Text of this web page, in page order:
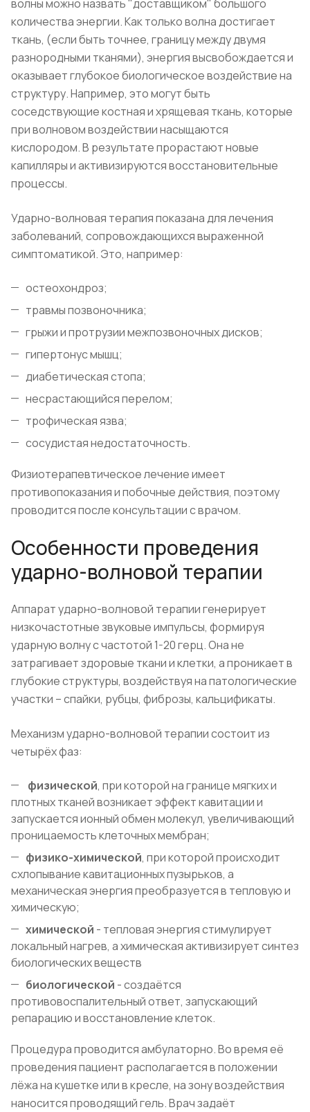
волны можно назвать "доставщиком" большого
количества энергии. Как только волна достигает
ткань, (если быть точнее, границу между двумя
разнородными тканями), энергия высвобождается и
оказывает глубокое биологическое воздействие на
структуру. Например, это могут быть
соседствующие костная и хрящевая ткань, которые
при волновом воздействии насыщаются
кислородом. В результате прорастают новые
капилляры и активизируются восстановительные
процессы.
Ударно-волновая терапия показана для лечения
заболеваний, сопровождающихся выраженной
симптоматикой. Это, например:
остеохондроз;
травмы позвоночника;
грыжи и протрузии межпозвоночных дисков;
гипертонус мышц;
диабетическая стопа;
несрастающийся перелом;
трофическая язва;
сосудистая недостаточность.
Физиотерапевтическое лечение имеет
противопоказания и побочные действия, поэтому
проводится после консультации с врачом.
Особенности проведения
ударно-волновой терапии
Аппарат ударно-волновой терапии генерирует
низкочастотные звуковые импульсы, формируя
ударную волну с частотой 1-20 герц. Она не
затрагивает здоровые ткани и клетки, а проникает в
глубокие структуры, воздействуя на патологические
участки – спайки, рубцы, фиброзы, кальцификаты.
Механизм ударно-волновой терапии состоит из
четырёх фаз:
физической, при которой на границе мягких и
плотных тканей возникает эффект кавитации и
запускается ионный обмен молекул, увеличивающий
проницаемость клеточных мембран;
физико-химической, при которой происходит
схлопывание кавитационных пузырьков, а
механическая энергия преобразуется в тепловую и
химическую;
химической - тепловая энергия стимулирует
локальный нагрев, а химическая активизирует синтез
биологических веществ
биологической - создаётся
противовоспалительный ответ, запускающий
репарацию и восстановление клеток.
Процедура проводится амбулаторно. Во время её
проведения пациент располагается в положении
лёжа на кушетке или в кресле, на зону воздействия
наносится проводящий гель. Врач задаёт